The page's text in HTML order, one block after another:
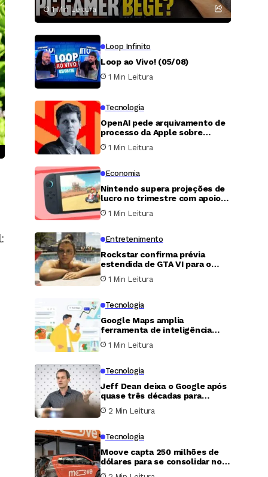
1 Min Leitura
Loop Infinito
Loop ao Vivo! (05/08)
1 Min Leitura
Tecnologia
OpenAI pede arquivamento de
processo da Apple sobre
segredos comerciais
1 Min Leitura
Economia
Nintendo supera projeções de
lucro no trimestre com apoio
de reembolsos tarifários dos
Estados Unidos
1 Min Leitura
Entretenimento
Rockstar confirma prévia
estendida de GTA VI para o
final de agosto
1 Min Leitura
Tecnologia
Google Maps amplia
ferramenta de inteligência
artificial e passa a fazer
pedidos de comida para o
1 Min Leitura
Tecnologia
Jeff Dean deixa o Google após
quase três décadas para
fundar nova empresa de
inteligência artificial
2 Min Leitura
Tecnologia
Moove capta 250 milhões de
dólares para se consolidar no
mercado de táxis autônomos